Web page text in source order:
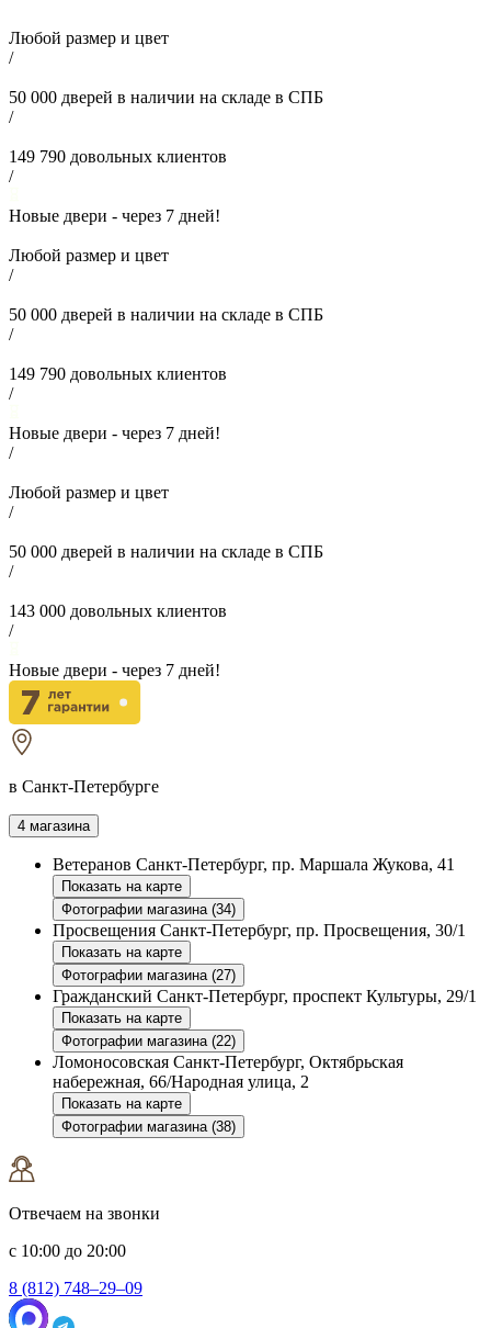
Любой размер и цвет
/
50 000 дверей в наличии на складе в СПБ
/
149 790 довольных клиентов
/
Новые двери - через 7 дней!
Любой размер и цвет
/
50 000 дверей в наличии на складе в СПБ
/
149 790 довольных клиентов
/
Новые двери - через 7 дней!
/
Любой размер и цвет
/
50 000 дверей в наличии на складе в СПБ
/
143 000 довольных клиентов
/
Новые двери - через 7 дней!
в Санкт-Петербурге
4 магазина
Ветеранов Санкт-Петербург, пр. Маршала Жукова, 41
Показать на карте
Фотографии магазина (34)
Просвещения Санкт-Петербург, пр. Просвещения, 30/1
Показать на карте
Фотографии магазина (27)
Гражданский Санкт-Петербург, проспект Культуры, 29/1
Показать на карте
Фотографии магазина (22)
Ломоносовская Санкт-Петербург, Октябрьская
набережная, 66/Народная улица, 2
Показать на карте
Фотографии магазина (38)
Отвечаем на звонки
с 10:00 до 20:00
8 (812) 748–29–09